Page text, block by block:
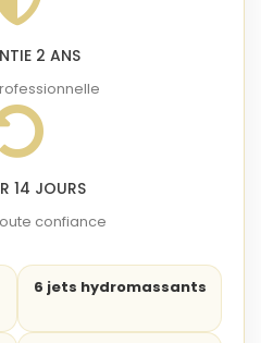
2 ANS
14 JOURS
confiance
6 jets hydromassants